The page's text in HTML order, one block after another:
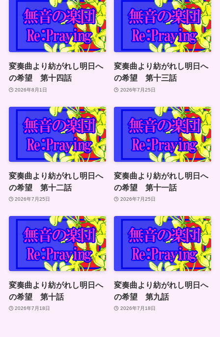
変奏曲より紡がれし明日へ
の希望 第十四話
2026年8月1日
変奏曲より紡がれし明日へ
の希望 第十三話
2026年7月25日
変奏曲より紡がれし明日へ
の希望 第十二話
2026年7月25日
変奏曲より紡がれし明日へ
の希望 第十一話
2026年7月25日
変奏曲より紡がれし明日へ
の希望 第十話
2026年7月18日
変奏曲より紡がれし明日へ
の希望 第九話
2026年7月18日